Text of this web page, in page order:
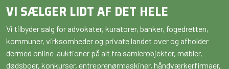
VI SÆLGER LIDT AF DET HELE
Vi tilbyder salg for advokater, kuratorer, banker, fogedretten,
kommuner, virksomheder og private landet over og afholder
dermed online-auktioner på alt fra samlerobjekter, møbler,
dødsboer, konkurser, entreprenørmaskiner, håndværkerfirmaer,